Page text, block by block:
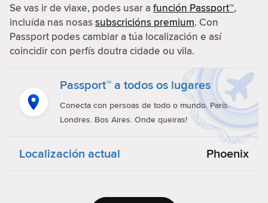
Se vas ir de viaxe, podes usar a función Passport™,
incluída nas nosassubscricións premium. Con
Passport podes cambiar a túa localización e así
coincidir con perfís doutra cidade ou vila.
Passport™ a todos os lugares
Conecta con persoas de todo o mundo. París.
Londres. Bos Aires. Onde queiras!
Localización actual Phoenix